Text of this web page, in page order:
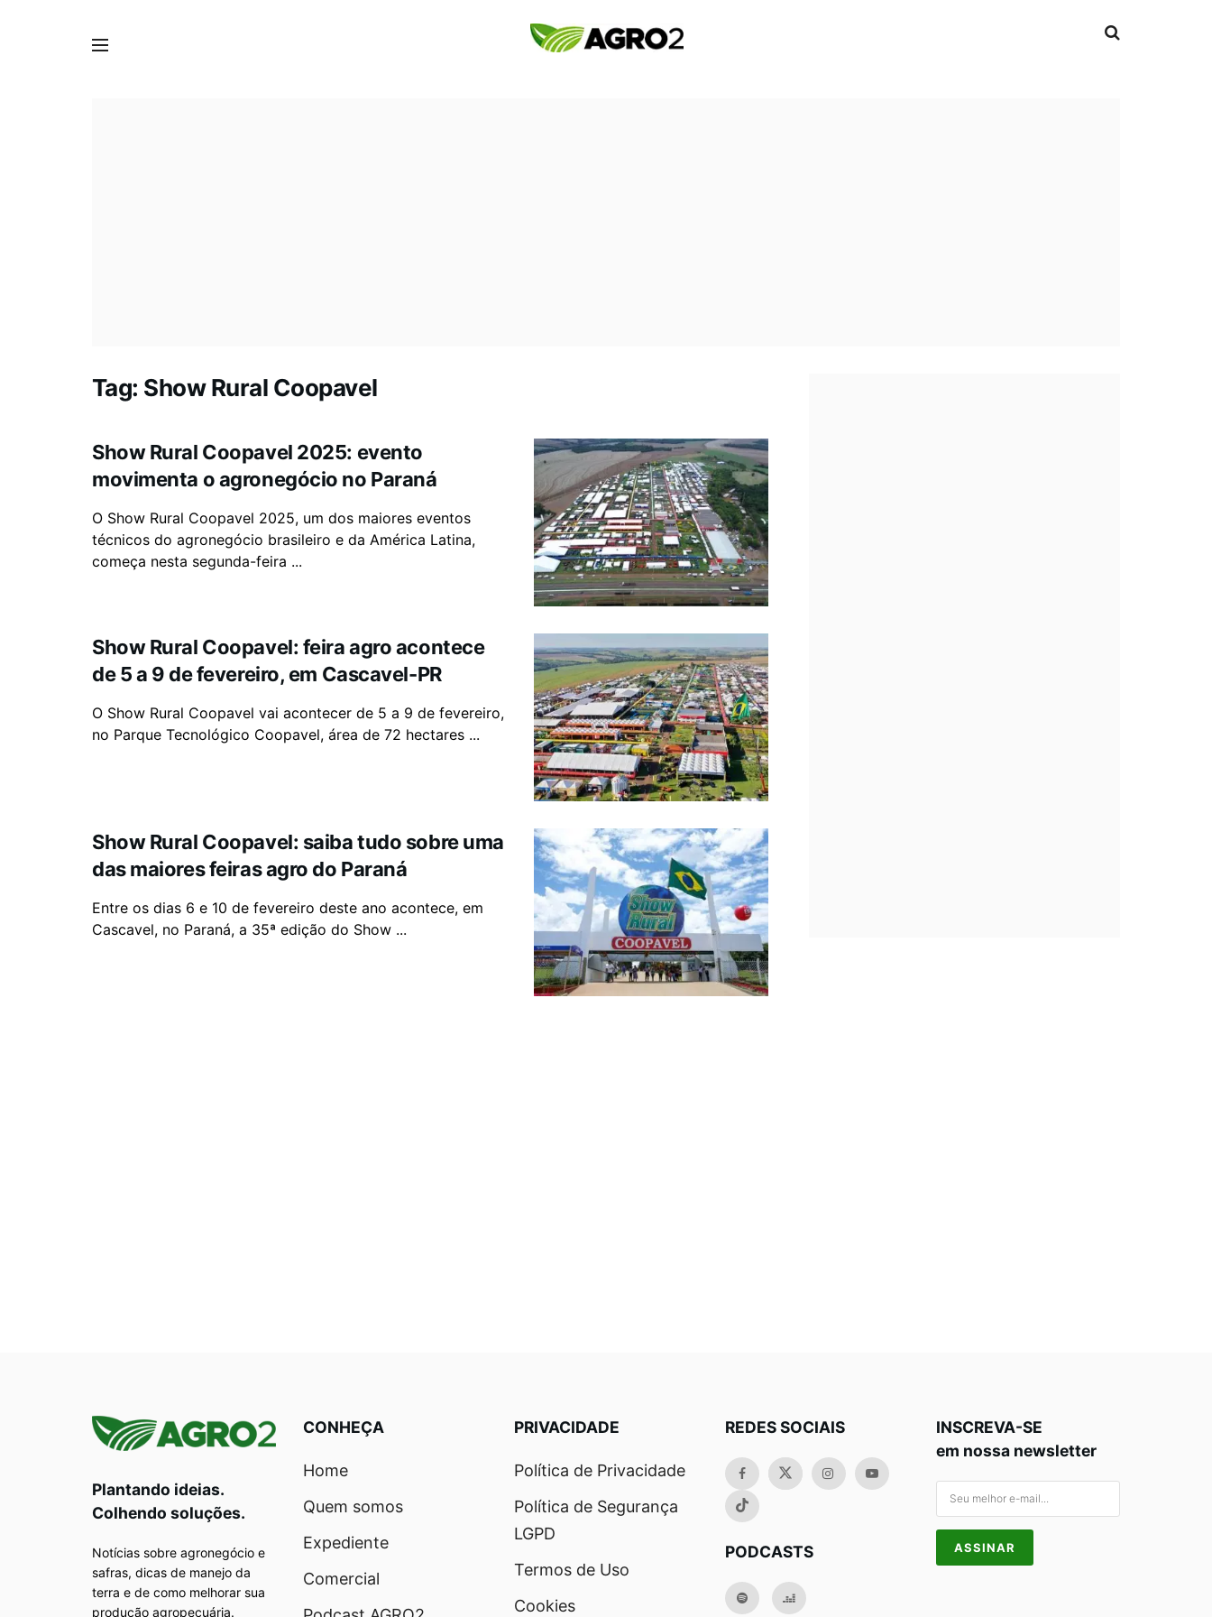
Tag: Show Rural Coopavel
Show Rural Coopavel 2025: evento
movimenta o agronegócio no Paraná
O Show Rural Coopavel 2025, um dos maiores eventos
técnicos do agronegócio brasileiro e da América Latina,
começa nesta segunda-feira ...
Show Rural Coopavel: feira agro acontece
de 5 a 9 de fevereiro, em Cascavel-PR
O Show Rural Coopavel vai acontecer de 5 a 9 de fevereiro,
no Parque Tecnológico Coopavel, área de 72 hectares ...
Show Rural Coopavel: saiba tudo sobre uma
das maiores feiras agro do Paraná
Entre os dias 6 e 10 de fevereiro deste ano acontece, em
Cascavel, no Paraná, a 35ª edição do Show ...
Plantando ideias.
Colhendo soluções.
Notícias sobre agronegócio e
safras, dicas de manejo da
terra e de como melhorar sua
produção agropecuária.
CONHEÇA
Home
Quem somos
Expediente
Comercial
PRIVACIDADE
Política de Privacidade
Política de Segurança
LGPD
Termos de Uso
Cookies
REDES SOCIAIS
PODCASTS
INSCREVA-SE
em nossa newsletter